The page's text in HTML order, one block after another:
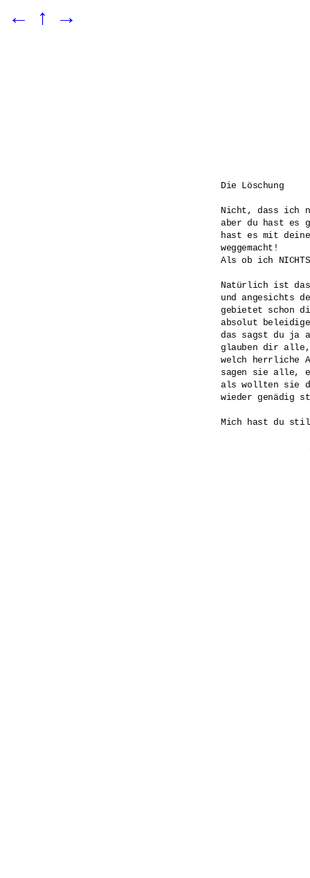
← ↑ →
Die Löschung
Nicht, dass ich
aber du hast es
hast es mit
weggemacht!
Als ob ich
Natürlich ist
und angesichts
gebietet schon
absolut
das sagst du ja
glauben dir alle,
welch herrliche
sagen sie alle,
als wollten sie
wieder genädig
Mich hast du